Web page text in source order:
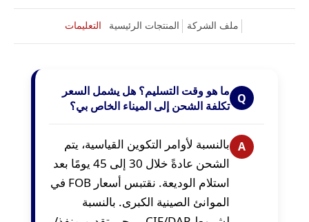
ملف الشركة المنتجات الرئيسية التعليمات
Q ما هو وقت التسليم؟ هل يشمل السعر
تكلفة الشحن إلى الميناء الخاص بي؟
A بالنسبة لأوامر التكوين القياسية، يتم
الشحن عادةً خلال 30 إلى 45 يومًا بعد
استلام الوديعة. نقتبس أسعار FOB في
الموانئ الصينية الكبرى. بالنسبة